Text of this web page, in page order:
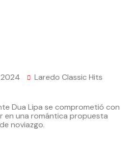
Laredo Classic Hits
Dua Lipa se comprometió con
en una romántica propuesta
noviazgo.